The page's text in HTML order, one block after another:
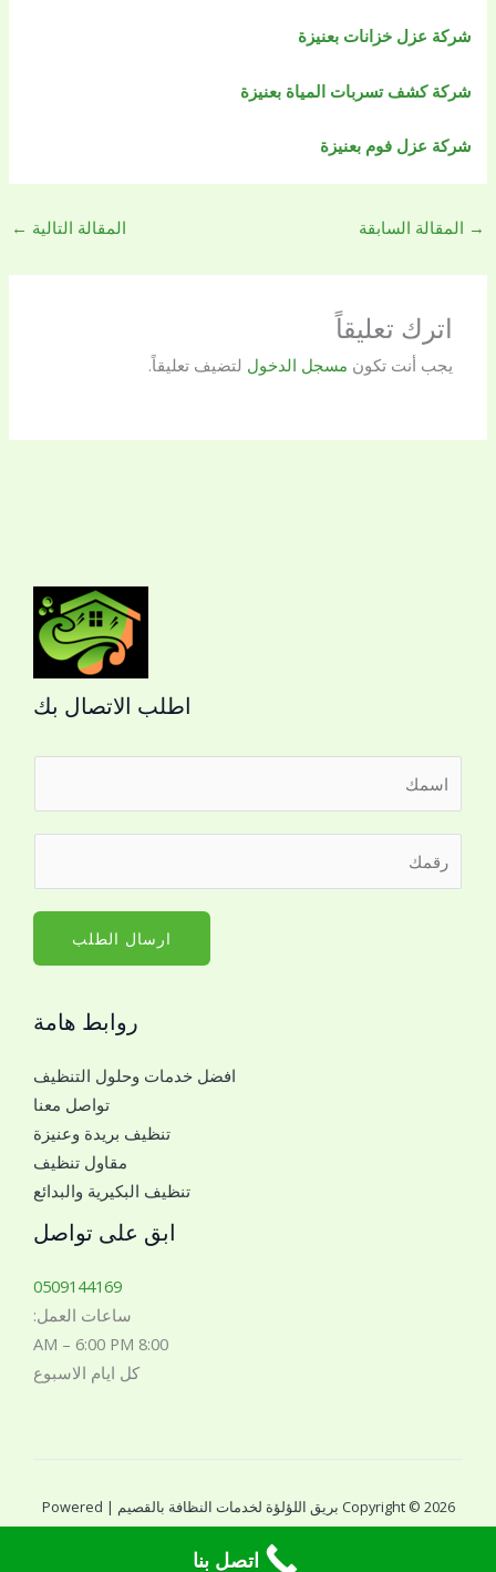
شركة عزل خزانات بعنيزة
شركة كشف تسربات المياة بعنيزة
شركة عزل فوم بعنيزة
→ المقالة السابقة المقالة التالية ←
اترك تعليقاً
يجب أنت تكون مسجل الدخول لتضيف تعليقاً.
اطلب الاتصال بك
م
ارسال الطلب
روابط هامة
افضل خدمات وحلول التنظيف
تواصل معنا
تنظيف بريدة وعنيزة
مقاول تنظيف
تنظيف البكيرية والبدائع
ابق على تواصل
0509144169
ساعات العمل:
8:00 AM – 6:00 PM
كل ايام الاسبوع
Copyright © 2026 بريق اللؤلؤة لخدمات النظافة بالقصيم | Powered
اتصل بنا